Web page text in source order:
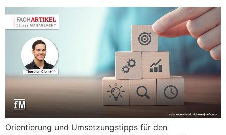
Orientierung und Umsetzungstipps für den